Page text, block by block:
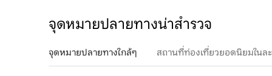
จุดหมายปลายทางน่าสำรวจ
จุดหมายปลายทางใกล้ๆ สถานที่ท่องเที่ยวยอดนิยมในล